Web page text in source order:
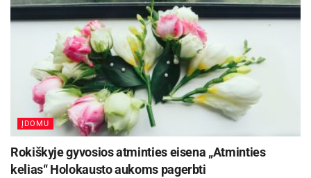
ĮDOMU
Rokiškyje gyvosios atminties eisena „Atminties
kelias“ Holokausto aukoms pagerbti